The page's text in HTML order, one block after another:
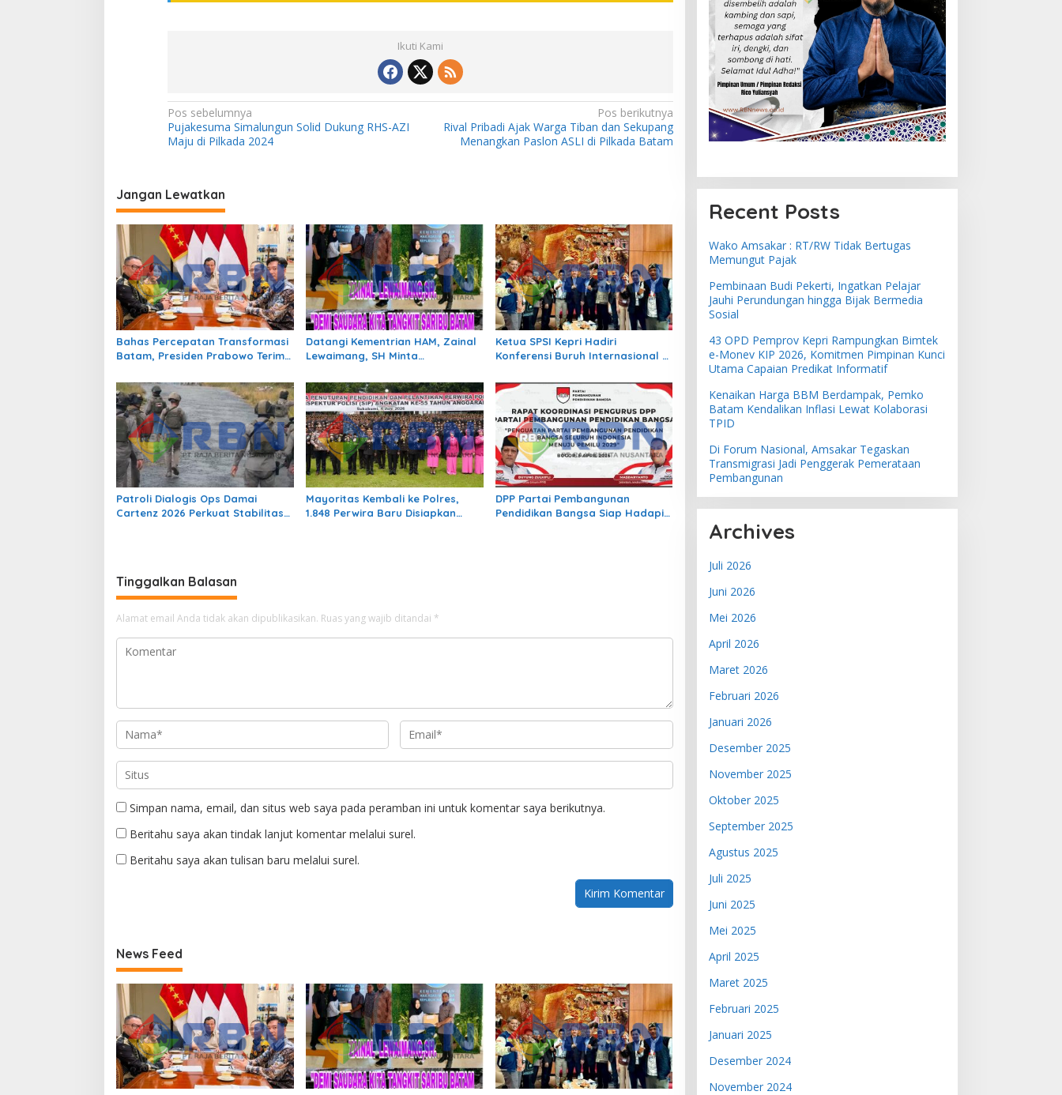
Ikuti Kami
N
a
i
g
a
s
i
p
o
s
Pos sebelumnya
Pujakesuma Simalungun Solid Dukung RHS-AZI
Maju di Pilkada 2024
Pos berikutnya
Rival Pribadi Ajak Warga Tiban dan Sekupang
Menangkan Paslon ASLI di Pilkada Batam
Jangan Lewatkan
Bahas Percepatan Transformasi
Batam, Presiden Prabowo Terima
Datangi Kementrian HAM, Zainal
Lewaimang, SH Minta
Tengki Seribu Batam
Ketua SPSI Kepri Hadiri
Konferensi Buruh Internasional di
Terdepan Perjuangkan Nasib
Pekerja Platform!
Patroli Dialogis Ops Damai
Cartenz 2026 Perkuat Stabilitas
Mayoritas Kembali ke Polres,
1.848 Perwira Baru Disiapkan
DPP Partai Pembangunan
Pendidikan Bangsa Siap Hadapi
Tinggalkan Balasan
Alamat email Anda tidak akan dipublikasikan. Ruas yang wajib ditandai *
Simpan nama, email, dan situs web saya pada peramban ini untuk komentar saya berikutnya.
Beritahu saya akan tindak lanjut komentar melalui surel.
Beritahu saya akan tulisan baru melalui surel.
News Feed
Recent Posts
Wako Amsakar : RT/RW Tidak Bertugas
Memungut Pajak
Pembinaan Budi Pekerti, Ingatkan Pelajar
Jauhi Perundungan hingga Bijak Bermedia
Sosial
43 OPD Pemprov Kepri Rampungkan Bimtek
e-Monev KIP 2026, Komitmen Pimpinan Kunci
Utama Capaian Predikat Informatif
Kenaikan Harga BBM Berdampak, Pemko
Batam Kendalikan Inflasi Lewat Kolaborasi
TPID
Di Forum Nasional, Amsakar Tegaskan
Transmigrasi Jadi Penggerak Pemerataan
Pembangunan
Archives
Juli 2026
Juni 2026
Mei 2026
April 2026
Maret 2026
Februari 2026
Januari 2026
Desember 2025
November 2025
Oktober 2025
September 2025
Agustus 2025
Juli 2025
Juni 2025
Mei 2025
April 2025
Maret 2025
Februari 2025
Januari 2025
Desember 2024
November 2024